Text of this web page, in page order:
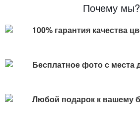
Почему мы?
100% гарантия качества
Бесплатное фото с места
Любой подарок к вашему